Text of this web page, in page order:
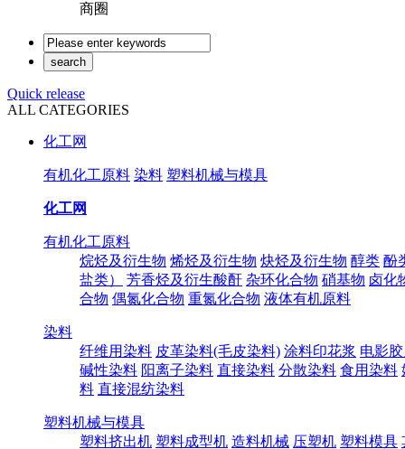
商圈
Quick release
ALL CATEGORIES
化工网
有机化工原料 染料 塑料机械与模具
化工网
有机化工原料
烷烃及衍生物 烯烃及衍生物 炔烃及衍生物 醇类 酚
盐类）
芳香烃及衍生酸酐 杂环化合物 硝基物 卤化
合物 偶氮化合物 重氮化合物 液体有机原料
染料
纤维用染料 皮革染料(毛皮染料) 涂料印花浆 电影
碱性染料 阳离子染料 直接染料 分散染料 食用染料
料 直接混纺染料
塑料机械与模具
塑料挤出机 塑料成型机 造料机械 压塑机 塑料模具